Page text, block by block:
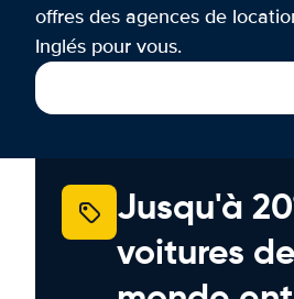
offres des agences de
Inglés pour vous.
Jusqu'à
voitures